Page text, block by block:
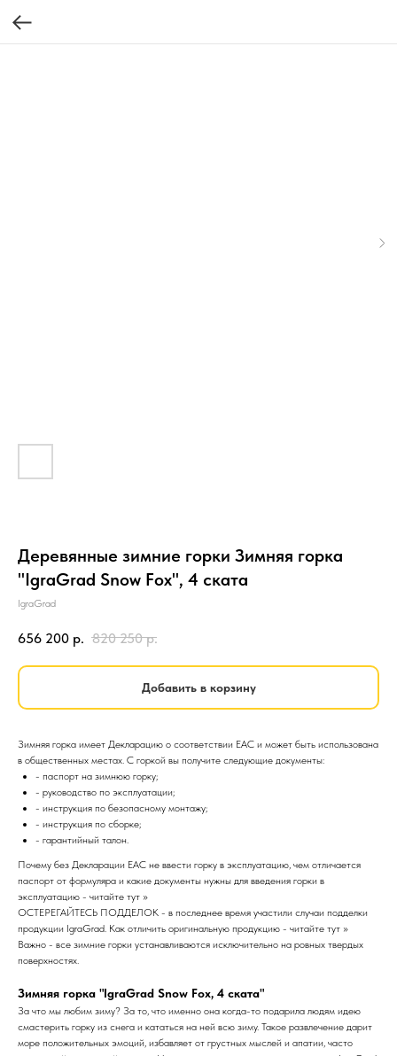
Деревянные зимние горки Зимняя горка
"IgraGrad Snow Fox", 4 ската
IgraGrad
656 200 р. 820 250 р.
Добавить в корзину
Зимняя горка имеет Декларацию о соответствии EAC и может быть использована
в общественных местах. С горкой вы получите следующие документы:
- паспорт на зимнюю горку;
- руководство по эксплуатации;
- инструкция по безопасному монтажу;
- инструкция по сборке;
- гарантийный талон.
Почему без Декларации EAC не ввести горку в эксплуатацию, чем отличается
паспорт от формуляра и какие документы нужны для введения горки в
эксплуатацию - читайте тут >>
ОСТЕРЕГАЙТЕСЬ ПОДДЕЛОК - в последнее время участили случаи подделки
продукции IgraGrad. Как отличить оригинальную продукцию - читайте тут >>
Важно - все зимние горки устанавливаются исключительно на ровных твердых
поверхностях.
Зимняя горка "IgraGrad Snow Fox, 4 ската"
За что мы любим зиму? За то, что именно она когда-то подарила людям идею
смастерить горку из снега и кататься на ней всю зиму. Такое развлечение дарит
море положительных эмоций, избавляет от грустных мыслей и апатии, часто